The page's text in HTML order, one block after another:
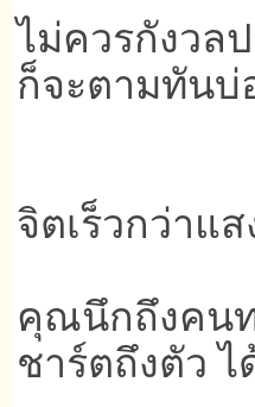
ไม่ควรกังวล
ก็จะตามทันบ่
จิตเร็วกว่าแ
คุณนึกถึงคนท
ชาร์ตถึงตัว